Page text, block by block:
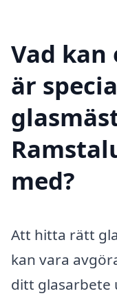
Vad
är
med?
Att hitta rätt
kan vara
ditt glasarbete